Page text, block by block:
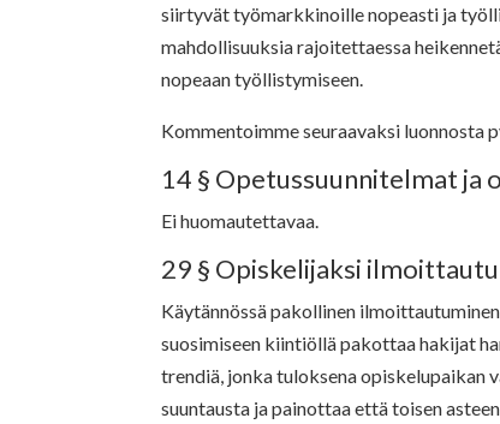
siirtyvät työmarkkinoille nopeasti ja
mahdollisuuksia rajoitettaessa
nopeaan työllistymiseen.
Kommentoimme seuraavaksi luonnosta
14 § Opetussuunnitelmat
Ei huomautettavaa.
29 § Opiskelijaksi
Käytännössä pakollinen
suosimiseen kiintiöllä pakottaa hakijat
trendiä, jonka tuloksena opiskelupaikan
suuntausta ja painottaa että toisen